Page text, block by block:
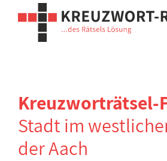
Kreuzworträtsel-
Stadt im
der Aach